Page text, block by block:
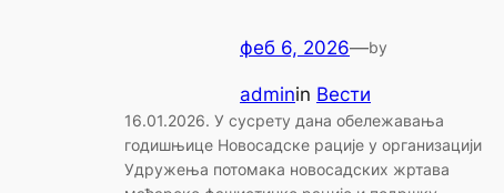
феб 6, 2026—by
adminin Вести
16.01.2026. У сусрету дана обележавања
годишњице Новосадске рације у организацији
Удружења потомака новосадских жртава